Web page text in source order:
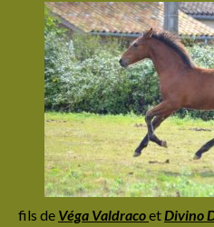
Irion de La Lyre
Imerya de La Lyre
Iserys de La Lyre
Junerys de La Lyre
Jarhlane de La Lyre
fils de Véga ValdracoetDivino